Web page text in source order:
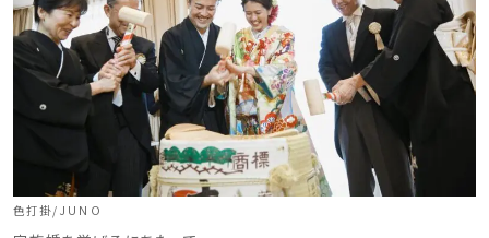
ドレスブランド
スタイル別
フォトウエディング
色打掛/JUNO